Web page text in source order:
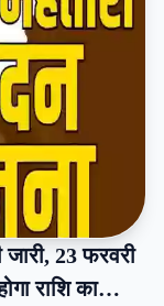
23 फरवरी
राशि का